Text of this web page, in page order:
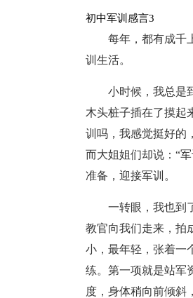
初中军训感言3
每年，都有成千
训生活。
小时候，我总是
木头桩子插在了摸起
训吗，我感觉挺好的
而大姐姐们却说：“
准备，迎接军训。
一转眼，我也到
教官向我们走来，拍
小，最年轻，张着一
练。第一项就是站军
度，身体稍向前倾